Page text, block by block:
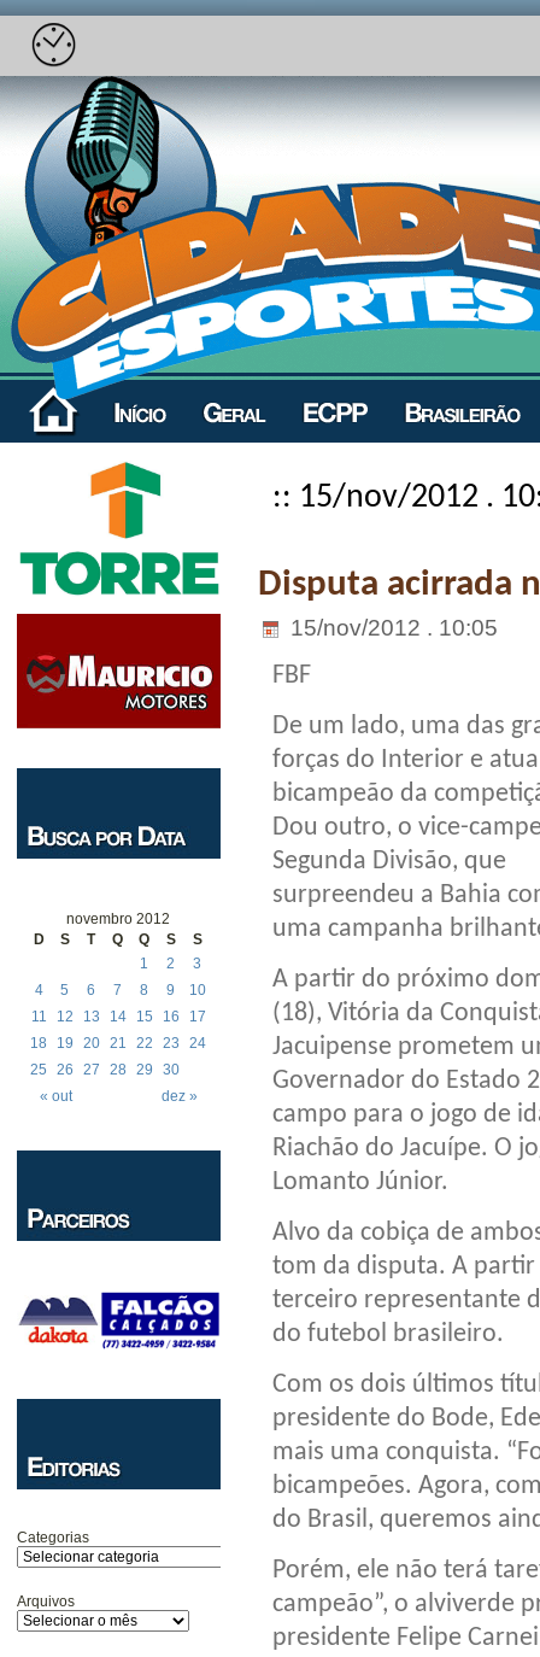
novembro 2012
D
S T Q Q S S
« out dez »
1 2
3
4
5 6 7 8 9
10
11
12 13 14 15 16
17
18
19 20 21 22 23
24
25
26 27 28 29 30
Categorias
Arquivos
:: 15/nov/2012 .
Disputa acirrada
15/nov/2012 . 10:05
FBF
De um lado, uma das
forças do Interior e
bicampeão da
Dou outro, o vice-
Segunda Divisão, que
surpreendeu a Bahia
uma campanha
A partir do próximo
(18), Vitória da
Jacuipense prometem
Governador do Estado
campo para o jogo de
Riachão do Jacuípe. O
Lomanto Júnior.
Alvo da cobiça de
tom da disputa. A partir
terceiro representante
do futebol brasileiro.
Com os dois últimos
presidente do Bode,
mais uma conquista.
bicampeões. Agora,
do Brasil, queremos
Porém, ele não terá
campeão”, o alviverde
presidente Felipe